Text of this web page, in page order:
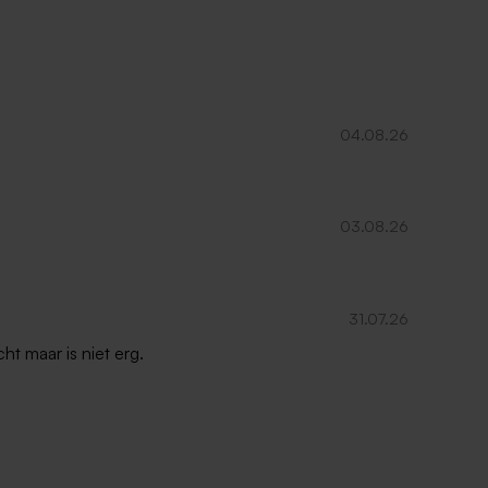
04.08.26
03.08.26
31.07.26
maar is niet erg.